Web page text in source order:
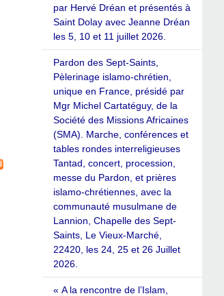
par Hervé Dréan et présentés à
Saint Dolay avec Jeanne Dréan
les 5, 10 et 11 juillet 2026.
Pardon des Sept-Saints,
Pèlerinage islamo-chrétien,
unique en France, présidé par
Mgr Michel Cartatéguy, de la
Société des Missions Africaines
(SMA). Marche, conférences et
tables rondes interreligieuses
Tantad, concert, procession,
messe du Pardon, et prières
islamo-chrétiennes, avec la
communauté musulmane de
Lannion, Chapelle des Sept-
Saints, Le Vieux-Marché,
22420, les 24, 25 et 26 Juillet
2026.
« A la rencontre de l’Islam,